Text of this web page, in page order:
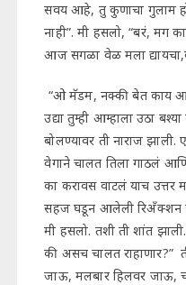
सवय आहे, तु कुणाचा गुलाम
नाही”. मी हसलो, “बरं, मग
आज सगळा वेळ मला
“ओ मॅडम, नक्की बेत काय
उद्या तुम्ही आम्हाला उठा
बोलण्यावर ती नाराज
वेगाने चालत तिला गाठलं
का करावस वाटलं याच उत्तर
सहज घडून आलेली रिअँक्शन
मी हसलो. तशी ती शांत
की असच चालत राहाणार?”
जाऊ, मलबार हिलवर जाऊ,